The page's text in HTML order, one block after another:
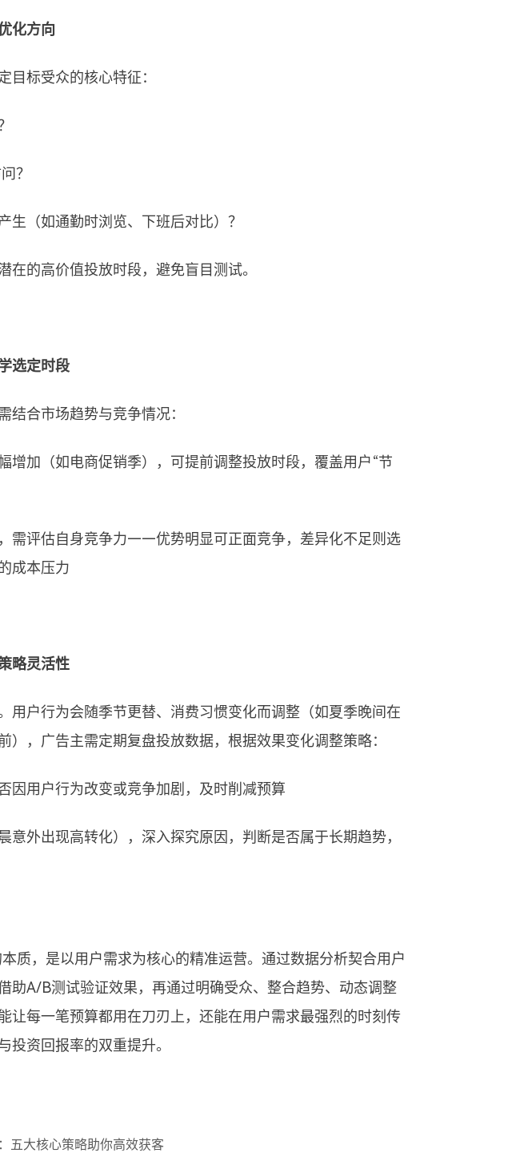
化方向
目标受众的核心特征：
？
生（如通勤时浏览、下班后对比）？
在的高价值投放时段，避免盲目测试。
选定时段
结合市场趋势与竞争情况：
增加（如电商促销季），可提前调整投放时段，覆盖用户“节
需评估自身竞争力——优势明显可正面竞争，差异化不足则选
成本压力
略灵活性
用户行为会随季节更替、消费习惯变化而调整（如夏季晚间在
），广告主需定期复盘投放数据，根据效果变化调整策略：
因用户行为改变或竞争加剧，及时削减预算
意外出现高转化），深入探究原因，判断是否属于长期趋势，
质，是以用户需求为核心的精准运营。通过数据分析契合用户
助A/B测试验证效果，再通过明确受众、整合趋势、动态调整
让每一笔预算都用在刀刃上，还能在用户需求最强烈的时刻传
投资回报率的双重提升。
五大核心策略助你高效获客